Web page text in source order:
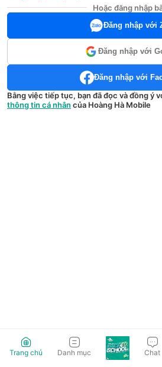
Hoặc đăng nhập
Đăng nhập với
Đăng nhập với
Đăng nhập với
Bằng việc tiếp tục, bạn đã đọc và đồng ý
thông tin cá nhân của Hoàng Hà Mobile
Trang chủ Danh mục Chat